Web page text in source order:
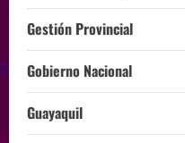
Gestión Provincial
Gobierno Nacional
Guayaquil